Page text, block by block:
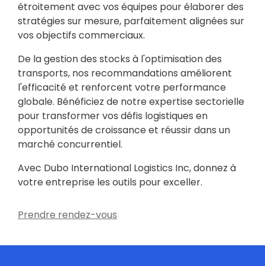
étroitement avec vos équipes pour élaborer des
stratégies sur mesure, parfaitement alignées sur
vos objectifs commerciaux.
De la gestion des stocks à l'optimisation des
transports, nos recommandations améliorent
l'efficacité et renforcent votre performance
globale. Bénéficiez de notre expertise sectorielle
pour transformer vos défis logistiques en
opportunités de croissance et réussir dans un
marché concurrentiel.
Avec Dubo International Logistics Inc, donnez à
votre entreprise les outils pour exceller.
Prendre rendez-vous